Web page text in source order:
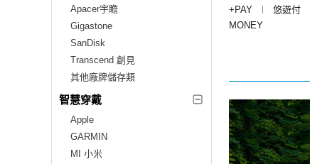
Apacer宇瞻
Gigastone
SanDisk
Transcend 創見
其他廠牌儲存類
智慧穿戴
Apple
GARMIN
MI 小米
+PAY
︱ 悠遊付
MONEY